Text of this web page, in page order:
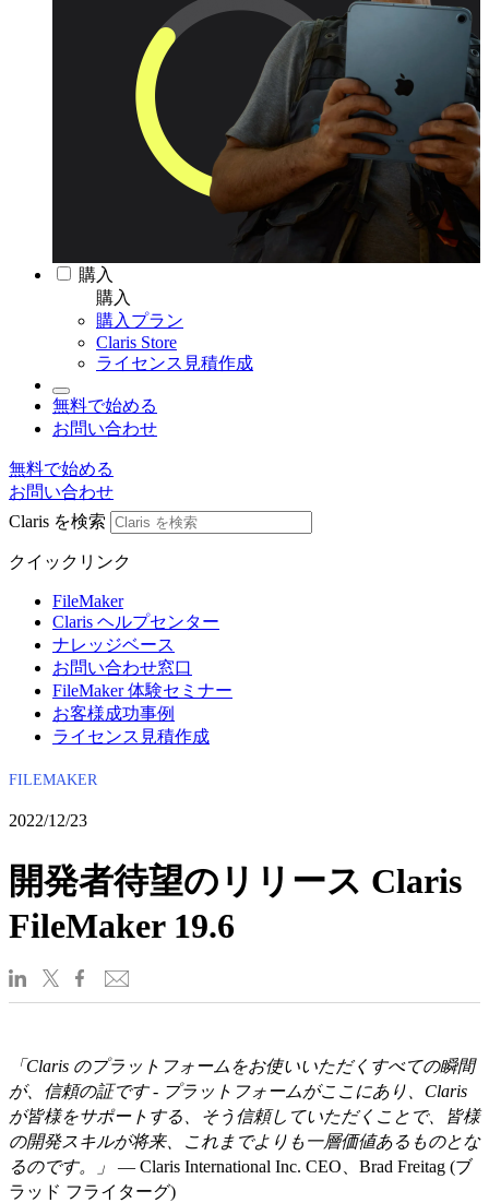
購入
購入
購入プラン
Claris Store
ライセンス見積作成
無料で始める
お問い合わせ
無料で始める
お問い合わせ
Claris を検索
クイックリンク
FileMaker
Claris ヘルプセンター
ナレッジベース
お問い合わせ窓口
FileMaker 体験セミナー
お客様成功事例
ライセンス見積作成
FILEMAKER
2022/12/23
開発者待望のリリース Claris
FileMaker 19.6
「Claris のプラットフォームをお使いいただくすべての瞬間
が、信頼の証です - プラットフォームがここにあり、Claris
が皆様をサポートする、そう信頼していただくことで、皆様
の開発スキルが将来、これまでよりも一層価値あるものとな
るのです。」
— Claris International Inc. CEO、Brad Freitag (ブ
ラッド フライターグ)